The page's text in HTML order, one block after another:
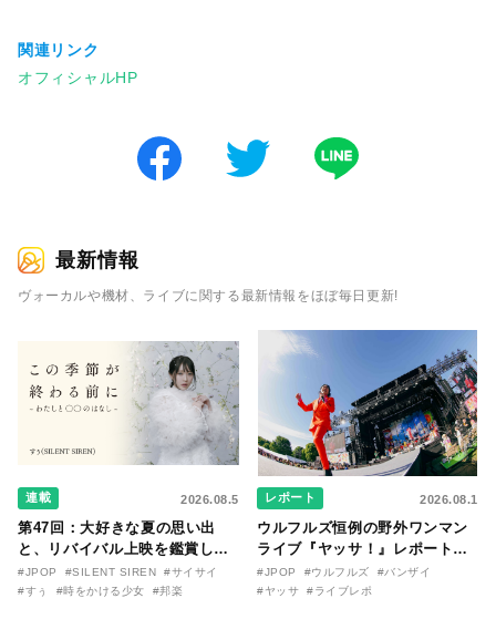
関連リンク
オフィシャルHP
最新情報
ヴォーカルや機材、ライブに関する最新情報をほぼ毎日更新!
連載 2026.08.5
第47回：大好きな夏の思い出
と、リバイバル上映を鑑賞した
『時をかける少女』のおはなし
〜SILENT SIREN・すぅ『この
#JPOP #SILENT SIREN
#サイサイ
#すぅ
#時をかける少女 #邦楽
レポート 2026.08.1
ウルフルズ恒例の野外ワンマン
ライブ『ヤッサ！』レポート！
リリースから30年を迎えたアル
バム『バンザイ』完全再現に、
#JPOP #ウルフルズ
#バンザイ
#ヤッサ
#ライブレポ